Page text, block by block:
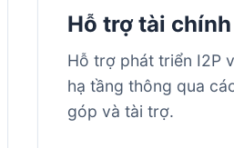
Hỗ trợ tài chính
Hỗ trợ phát triển I2P
hạ tầng thông qua
góp và tài trợ.